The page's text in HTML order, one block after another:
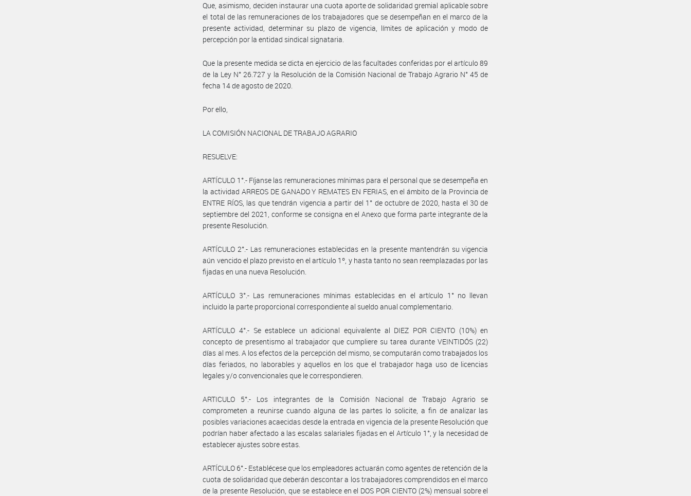
Que, asimismo, deciden instaurar una cuota aporte de solidaridad gremial aplicable sobre
el total de las remuneraciones de los trabajadores que se desempeñan en el marco de la
presente actividad, determinar su plazo de vigencia, límites de aplicación y modo de
percepción por la entidad sindical signataria.
Que la presente medida se dicta en ejercicio de las facultades conferidas por el artículo 89
de la Ley N° 26.727 y la Resolución de la Comisión Nacional de Trabajo Agrario N° 45 de
fecha 14 de agosto de 2020.
Por ello,
LA COMISIÓN NACIONAL DE TRABAJO AGRARIO
RESUELVE:
ARTÍCULO 1°.- Fíjanse las remuneraciones mínimas para el personal que se desempeña en
la actividad ARREOS DE GANADO Y REMATES EN FERIAS, en el ámbito de la Provincia de
ENTRE RÍOS, las que tendrán vigencia a partir del 1° de octubre de 2020, hasta el 30 de
septiembre del 2021, conforme se consigna en el Anexo que forma parte integrante de la
presente Resolución.
ARTÍCULO 2°.- Las remuneraciones establecidas en la presente mantendrán su vigencia
aún vencido el plazo previsto en el artículo 1º, y hasta tanto no sean reemplazadas por las
fijadas en una nueva Resolución.
ARTÍCULO 3°.- Las remuneraciones mínimas establecidas en el artículo 1° no llevan
incluido la parte proporcional correspondiente al sueldo anual complementario.
ARTÍCULO 4°.- Se establece un adicional equivalente al DIEZ POR CIENTO (10%) en
concepto de presentismo al trabajador que cumpliere su tarea durante VEINTIDÓS (22)
días al mes. A los efectos de la percepción del mismo, se computarán como trabajados los
días feriados, no laborables y aquellos en los que el trabajador haga uso de licencias
legales y/o convencionales que le correspondieren.
ARTICULO 5°.- Los integrantes de la Comisión Nacional de Trabajo Agrario se
comprometen a reunirse cuando alguna de las partes lo solicite, a fin de analizar las
posibles variaciones acaecidas desde la entrada en vigencia de la presente Resolución que
podrían haber afectado a las escalas salariales fijadas en el Artículo 1°, y la necesidad de
establecer ajustes sobre estas.
ARTÍCULO 6°.- Establécese que los empleadores actuarán como agentes de retención de la
cuota de solidaridad que deberán descontar a los trabajadores comprendidos en el marco
de la presente Resolución, que se establece en el DOS POR CIENTO (2%) mensual sobre el